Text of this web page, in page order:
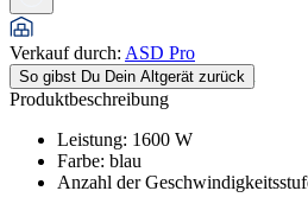
Verkauf durch: ASD Pro
So gibst Du Dein Altgerät zurück
Produktbeschreibung
Leistung: 1600 W
Farbe: blau
Anzahl der